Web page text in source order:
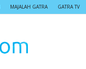
MAJALAH GATRA GATRA TV